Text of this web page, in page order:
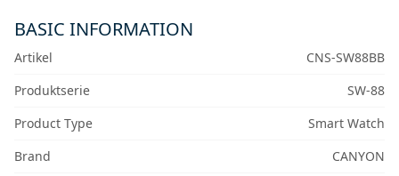
BASIC INFORMATION
Artikel
CNS-SW88BB
Produktserie
SW-88
Product Type
Smart Watch
Brand
CANYON